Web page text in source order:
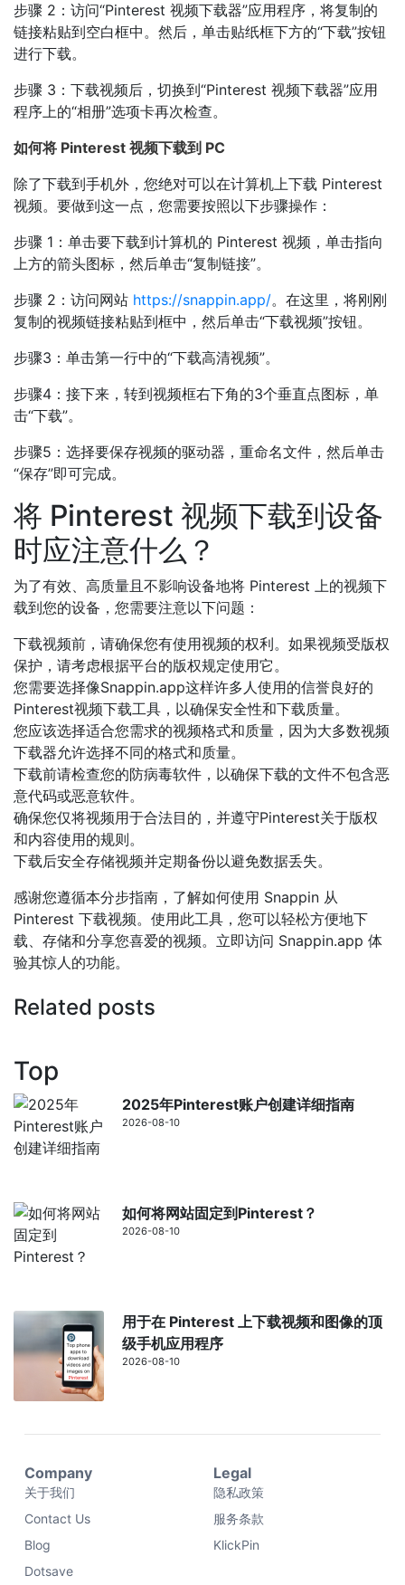
步骤 2：访问“Pinterest 视频下载器”应用程序，将复制的
链接粘贴到空白框中。然后，单击贴纸框下方的“下载”按钮
进行下载。
步骤 3：下载视频后，切换到“Pinterest 视频下载器”应用
程序上的“相册”选项卡再次检查。
如何将 Pinterest 视频下载到 PC
除了下载到手机外，您绝对可以在计算机上下载 Pinterest
视频。要做到这一点，您需要按照以下步骤操作：
步骤 1：单击要下载到计算机的 Pinterest 视频，单击指向
上方的箭头图标，然后单击“复制链接”。
步骤 2：访问网站 https://snappin.app/。在这里，将刚刚
复制的视频链接粘贴到框中，然后单击“下载视频”按钮。
步骤3：单击第一行中的“下载高清视频”。
步骤4：接下来，转到视频框右下角的3个垂直点图标，单
击“下载”。
步骤5：选择要保存视频的驱动器，重命名文件，然后单击
“保存”即可完成。
将 Pinterest 视频下载到设备
时应注意什么？
为了有效、高质量且不影响设备地将 Pinterest 上的视频下
载到您的设备，您需要注意以下问题：
下载视频前，请确保您有使用视频的权利。如果视频受版权
保护，请考虑根据平台的版权规定使用它。
您需要选择像Snappin.app这样许多人使用的信誉良好的
Pinterest视频下载工具，以确保安全性和下载质量。
您应该选择适合您需求的视频格式和质量，因为大多数视频
下载器允许选择不同的格式和质量。
下载前请检查您的防病毒软件，以确保下载的文件不包含恶
意代码或恶意软件。
确保您仅将视频用于合法目的，并遵守Pinterest关于版权
和内容使用的规则。
下载后安全存储视频并定期备份以避免数据丢失。
感谢您遵循本分步指南，了解如何使用 Snappin 从
Pinterest 下载视频。使用此工具，您可以轻松方便地下
载、存储和分享您喜爱的视频。立即访问 Snappin.app 体
验其惊人的功能。
Related posts
Top
2025年Pinterest账户创建详细指南
2026-08-10
如何将网站固定到Pinterest？
2026-08-10
用于在 Pinterest 上下载视频和图像的顶
级手机应用程序
2026-08-10
Company
关于我们
Contact Us
Blog
Dotsave
Legal
隐私政策
服务条款
KlickPin